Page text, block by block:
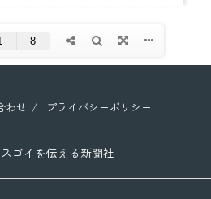
わせ プライバシーポリシー
ゴイを伝える新聞社